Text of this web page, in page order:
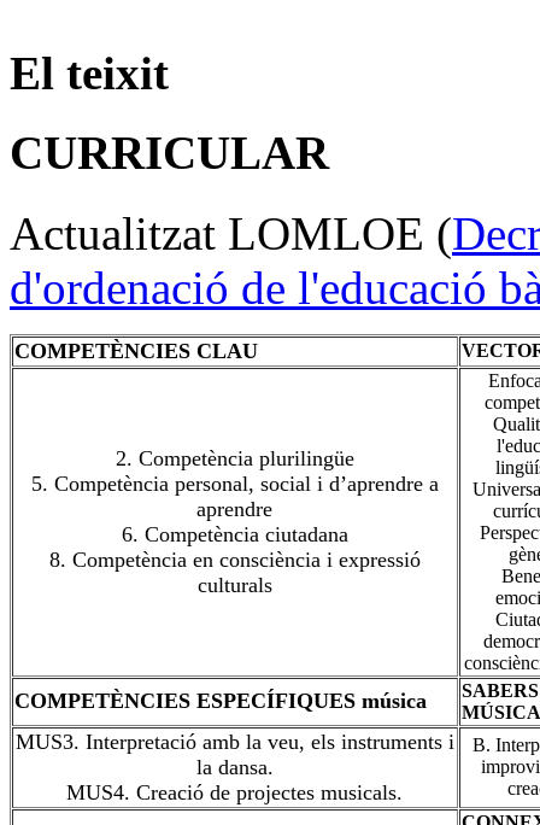
El teixit
CURRICULAR
Actualitzat LOMLOE (
d'ordenació de l'educació
COMPETÈNCIES CLAU
2. Competència plurilingüe
5. Competència personal, social i d’aprendre a
aprendre
6. Competència ciutadana
8. Competència en consciència i expressió
culturals
COMPETÈNCIES ESPECÍFIQUES música
SABERS
MÚSICA
MUS3. Interpretació amb la veu, els instruments i
la dansa.
MUS4. Creació de projectes musicals.
B.